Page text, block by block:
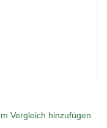
Vergleich hinzufügen